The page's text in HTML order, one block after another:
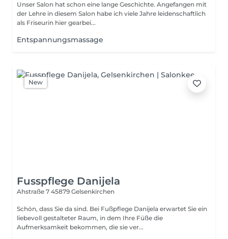
Unser Salon hat schon eine lange Geschichte. Angefangen mit
der Lehre in diesem Salon habe ich viele Jahre leidenschaftlich
als Friseurin hier gearbei...
Entspannungsmassage
New
Fusspflege Danijela
Ahstraße 7 45879 Gelsenkirchen
Schön, dass Sie da sind. Bei Fußpflege Danijela erwartet Sie ein
liebevoll gestalteter Raum, in dem Ihre Füße die
Aufmerksamkeit bekommen, die sie ver...